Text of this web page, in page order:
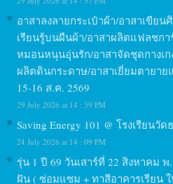
อาสาลงลายกระเป๋าผ้า/อาสาเขีย
เรียนรู้บนผืนผ้า/อาสาผลิตแฟลชก
หมอนหนุนอุ่นรัก/อาสาจัดชุดกางเ
ผลิตดินกระดาษ/อาสาเยี่ยมตายาย
15-16 ส.ค. 2569
29 July 2026 at 14 : 39 PM
Saving Energy 101 @ โรงเรียนวัด
24 July 2026 at 14 : 09 PM
รุ่น 1 ปี 69 วันเสาร์ที่ 22 สิงหาคม
ฝัน ( ซ่อมแซม + ทาสีอาคารเรียน